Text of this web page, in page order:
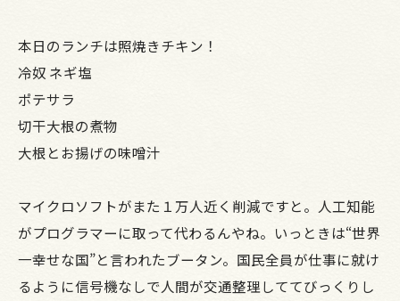
本日のランチは照焼きチキン！
冷奴 ネギ塩
ポテサラ
切干大根の煮物
大根とお揚げの味噌汁
マイクロソフトがまた１万人近く削減ですと。人工知能
がプログラマーに取って代わるんやね。いっときは“世界
一幸せな国”と言われたブータン。国民全員が仕事に就け
るように信号機なしで人間が交通整理しててびっくりし